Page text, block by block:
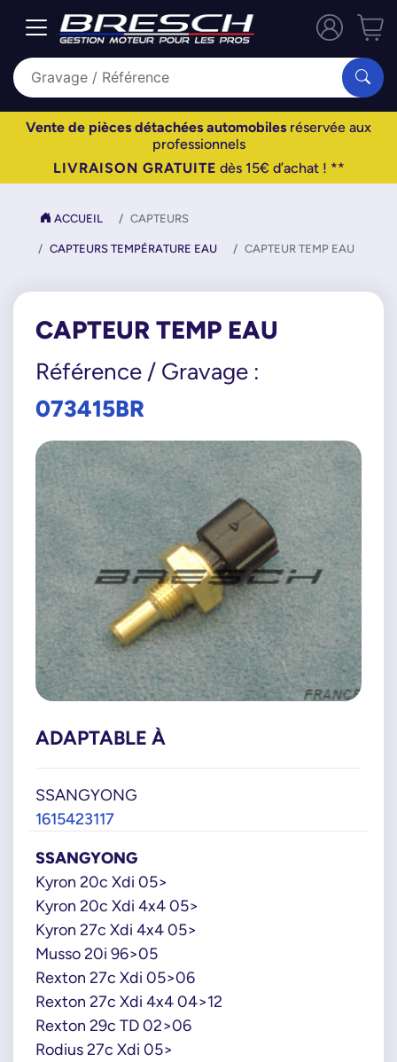
Vente de pièces détachées automobiles réservée aux
professionnels
LIVRAISON GRATUITE dès 15€ d’achat ! **
ACCUEIL CAPTEURS
CAPTEURS TEMPÉRATURE EAU CAPTEUR TEMP EAU
CAPTEUR TEMP EAU
Référence / Gravage :
073415BR
ADAPTABLE À
SSANGYONG
1615423117
SSANGYONG
Kyron 20c Xdi 05>
Kyron 20c Xdi 4x4 05>
Kyron 27c Xdi 4x4 05>
Musso 20i 96>05
Rexton 27c Xdi 05>06
Rexton 27c Xdi 4x4 04>12
Rexton 29c TD 02>06
Rodius 27c Xdi 05>